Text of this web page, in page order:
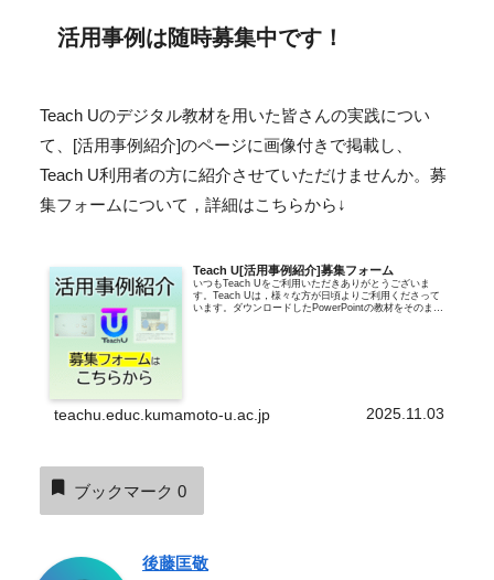
活用事例は随時募集中です！
Teach Uのデジタル教材を用いた皆さんの実践につい
て、[活用事例紹介]のページに画像付きで掲載し、
Teach U利用者の方に紹介させていただけませんか。募
集フォームについて，詳細はこちらから↓
Teach U[活用事例紹介]募集フォーム
いつもTeach Uをご利用いただきありがとうございま
す。Teach Uは，様々な方が日頃よりご利用くださって
います。ダウンロードしたPowerPointの教材をそのまま
teachu.educ.kumamoto-u.ac.jp 2025.11.03
ブックマーク 0
後藤匡敬